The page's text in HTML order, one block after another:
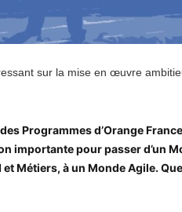
sur la mise en œuvre
Programmes d’Orange
importante pour passer d’un
Métiers, à un Monde Agile.